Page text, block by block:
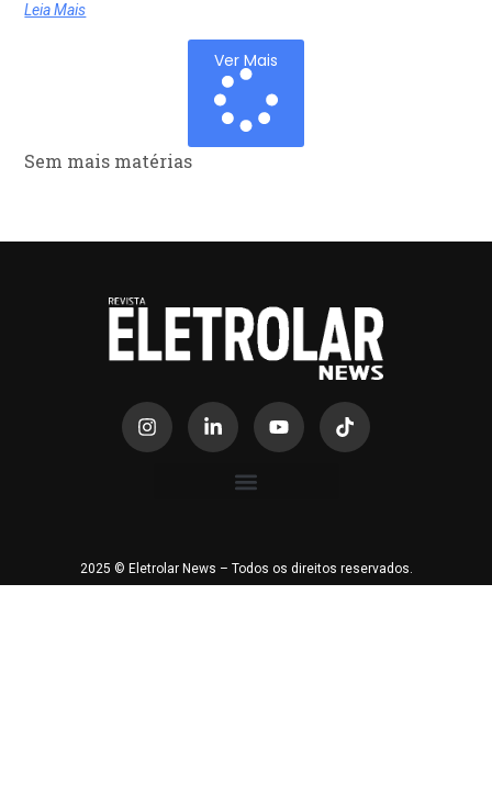
Leia Mais
Ver Mais
Sem mais matérias
2025 © Eletrolar News – Todos os direitos reservados.